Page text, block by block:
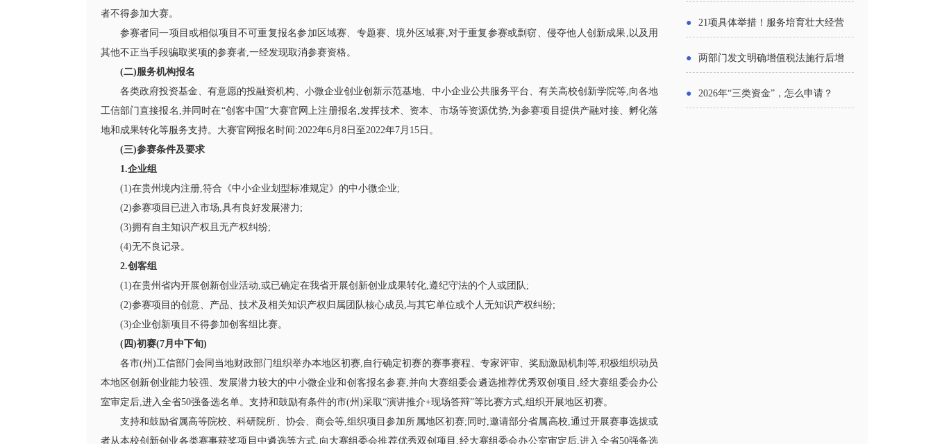
者不得参加大赛。
参赛者同一项目或相似项目不可重复报名参加区域赛、专题赛、境外区域赛,对于重复参赛或剽窃、侵夺他人创新成果,以及用
其他不正当手段骗取奖项的参赛者,一经发现取消参赛资格。
(二)服务机构报名
各类政府投资基金、有意愿的投融资机构、小微企业创业创新示范基地、中小企业公共服务平台、有关高校创新学院等,向各地
工信部门直接报名,并同时在“创客中国”大赛官网上注册报名,发挥技术、资本、市场等资源优势,为参赛项目提供产融对接、孵化落
地和成果转化等服务支持。大赛官网报名时间:2022年6月8日至2022年7月15日。
(三)参赛条件及要求
1.企业组
(1)在贵州境内注册,符合《中小企业划型标准规定》的中小微企业;
(2)参赛项目已进入市场,具有良好发展潜力;
(3)拥有自主知识产权且无产权纠纷;
(4)无不良记录。
2.创客组
(1)在贵州省内开展创新创业活动,或已确定在我省开展创新创业成果转化,遵纪守法的个人或团队;
(2)参赛项目的创意、产品、技术及相关知识产权归属团队核心成员,与其它单位或个人无知识产权纠纷;
(3)企业创新项目不得参加创客组比赛。
(四)初赛(7月中下旬)
各市(州)工信部门会同当地财政部门组织举办本地区初赛,自行确定初赛的赛事赛程、专家评审、奖励激励机制等,积极组织动员
本地区创新创业能力较强、发展潜力较大的中小微企业和创客报名参赛,并向大赛组委会遴选推荐优秀双创项目,经大赛组委会办公
室审定后,进入全省50强备选名单。支持和鼓励有条件的市(州)采取“演讲推介+现场答辩”等比赛方式,组织开展地区初赛。
支持和鼓励省属高等院校、科研院所、协会、商会等,组织项目参加所属地区初赛;同时,邀请部分省属高校,通过开展赛事选拔或
者从本校创新创业各类赛事获奖项目中遴选等方式,向大赛组委会推荐优秀双创项目,经大赛组委会办公室审定后,进入全省50强备选
● 21项具体举措！服务培育壮大经营
● 两部门发文明确增值税法施行后增
● 2026年“三类资金”，怎么申请？